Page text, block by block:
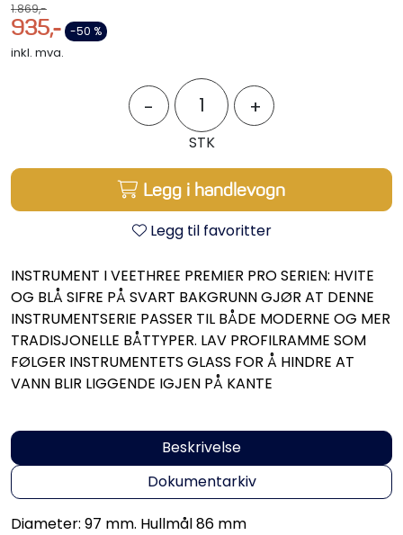
1.869,-
935,- -50 %
inkl. mva.
- +
STK
Legg i handlevogn
Legg til favoritter
INSTRUMENT I VEETHREE PREMIER PRO SERIEN: HVITE
OG BLÅ SIFRE PÅ SVART BAKGRUNN GJØR AT DENNE
INSTRUMENTSERIE PASSER TIL BÅDE MODERNE OG MER
TRADISJONELLE BÅTTYPER. LAV PROFILRAMME SOM
FØLGER INSTRUMENTETS GLASS FOR Å HINDRE AT
VANN BLIR LIGGENDE IGJEN PÅ KANTE
Beskrivelse
Dokumentarkiv
Diameter: 97 mm. Hullmål 86 mm
Motordeler